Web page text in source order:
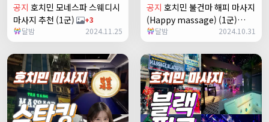
공지 호치민 모네스파 스웨디시
마사지 추천 (1군)
+3
달밤
2024.11.25
공지 호치민 불건마 해피 마사지
(Happy massage) (1군)
+23
달밤 2024.10.31